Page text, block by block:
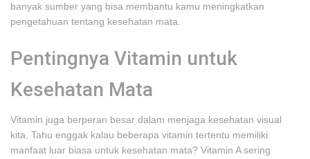
banyak sumber yang bisa membantu kamu meningkatkan
pengetahuan tentang kesehatan mata.
Pentingnya Vitamin untuk
Kesehatan Mata
Vitamin juga berperan besar dalam menjaga kesehatan visual
kita. Tahu enggak kalau beberapa vitamin tertentu memiliki
manfaat luar biasa untuk kesehatan mata? Vitamin A sering